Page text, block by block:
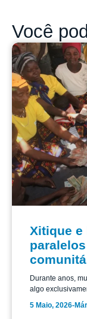
Você
Xitique
Durante anos,
algo
5 Maio, 2026-